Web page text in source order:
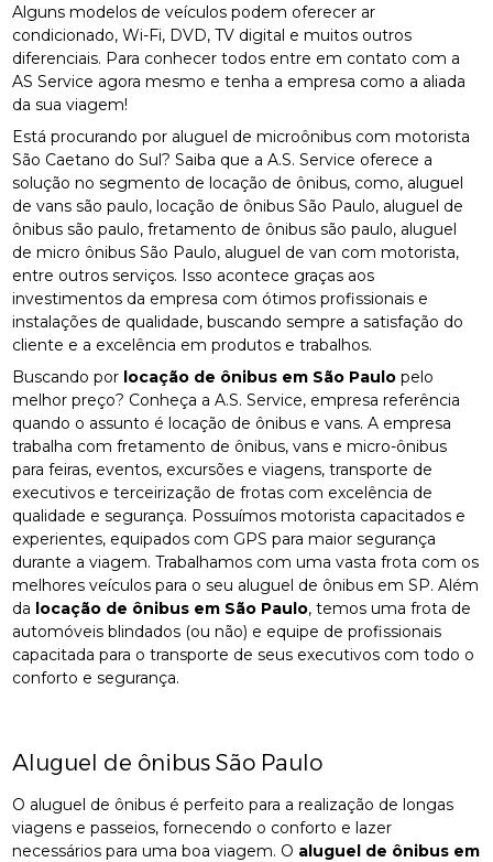
Alguns modelos de veículos podem oferecer ar
condicionado, Wi-Fi, DVD, TV digital e muitos outros
diferenciais. Para conhecer todos entre em contato com a
AS Service agora mesmo e tenha a empresa como a aliada
da sua viagem!
Está procurando por aluguel de microônibus com motorista
São Caetano do Sul? Saiba que a A.S. Service oferece a
solução no segmento de locação de ônibus, como, aluguel
de vans são paulo, locação de ônibus São Paulo, aluguel de
ônibus são paulo, fretamento de ônibus são paulo, aluguel
de micro ônibus São Paulo, aluguel de van com motorista,
entre outros serviços. Isso acontece graças aos
investimentos da empresa com ótimos profissionais e
instalações de qualidade, buscando sempre a satisfação do
cliente e a excelência em produtos e trabalhos.
Buscando por locação de ônibus em São Paulo pelo
melhor preço? Conheça a A.S. Service, empresa referência
quando o assunto é locação de ônibus e vans. A empresa
trabalha com fretamento de ônibus, vans e micro-ônibus
para feiras, eventos, excursões e viagens, transporte de
executivos e terceirização de frotas com excelência de
qualidade e segurança. Possuímos motorista capacitados e
experientes, equipados com GPS para maior segurança
durante a viagem. Trabalhamos com uma vasta frota com os
melhores veículos para o seu aluguel de ônibus em SP. Além
da locação de ônibus em São Paulo, temos uma frota de
automóveis blindados (ou não) e equipe de profissionais
capacitada para o transporte de seus executivos com todo o
conforto e segurança.
Aluguel de ônibus São Paulo
O aluguel de ônibus é perfeito para a realização de longas
viagens e passeios, fornecendo o conforto e lazer
necessários para uma boa viagem. O aluguel de ônibus em